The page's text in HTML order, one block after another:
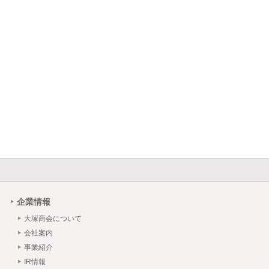
企業情報
大塚商会について
会社案内
事業紹介
IR情報